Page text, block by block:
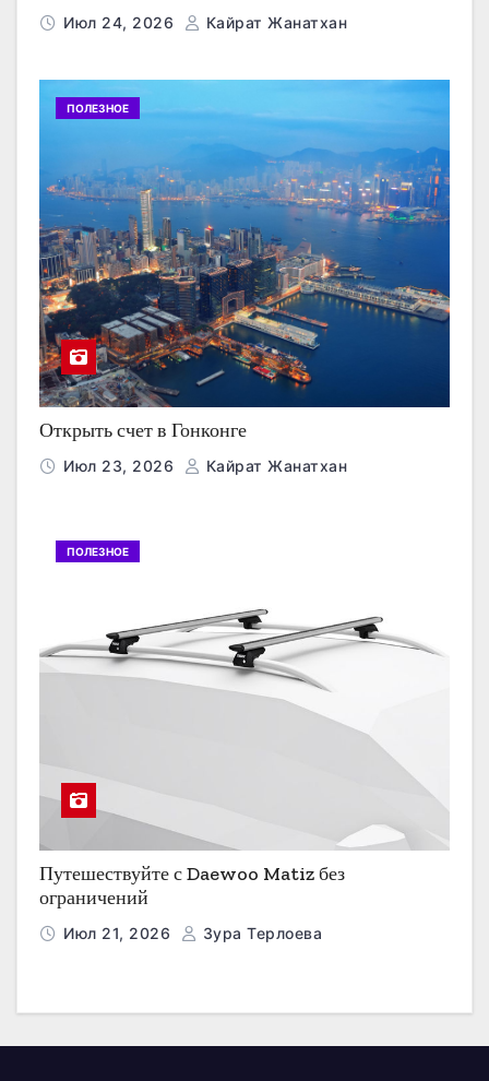
Июл 24, 2026 Кайрат Жанатхан
ПОЛЕЗНОЕ
Открыть счет в Гонконге
Июл 23, 2026 Кайрат Жанатхан
ПОЛЕЗНОЕ
Путешествуйте с Daewoo Matiz без
ограничений
Июл 21, 2026 Зура Терлоева